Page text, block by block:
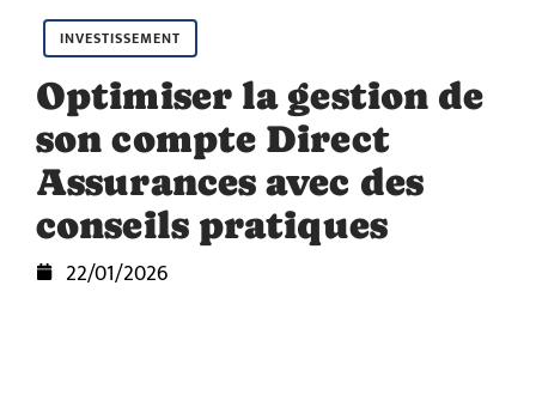
INVESTISSEMENT
Optimiser la gestion de
son compte Direct
Assurances avec des
conseils pratiques
22/01/2026